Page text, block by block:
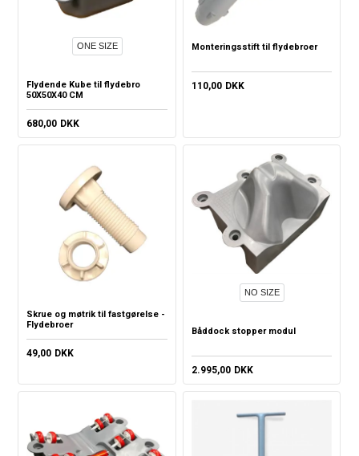
ONE SIZE
Flydende Kube til flydebro
50X50X40 CM
680,00 DKK
Monteringsstift til flydebroer
110,00 DKK
Skrue og møtrik til fastgørelse -
Flydebroer
49,00 DKK
NO SIZE
Båddock stopper modul
2.995,00 DKK